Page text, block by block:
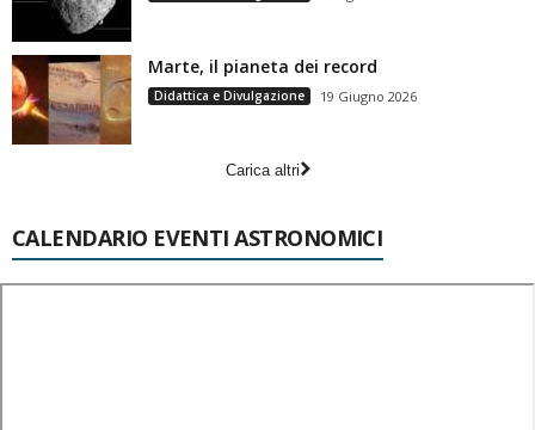
Marte, il pianeta dei record
Didattica e Divulgazione 19 Giugno 2026
Carica altri
CALENDARIO EVENTI ASTRONOMICI